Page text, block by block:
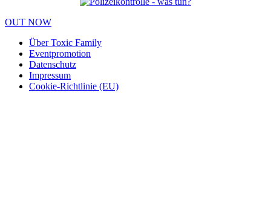
OUT NOW
Über Toxic Family
Eventpromotion
Datenschutz
Impressum
Cookie-Richtlinie (EU)